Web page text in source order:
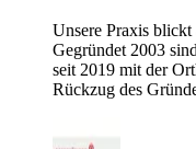
Unsere Praxis
Gegründet 2003
seit 2019 mit der
Rückzug des